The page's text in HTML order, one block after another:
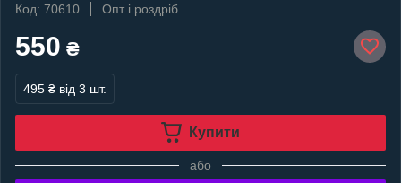
Код: 70610
Опт і роздріб
550 ₴
495 ₴ від 3 шт.
Купити
або